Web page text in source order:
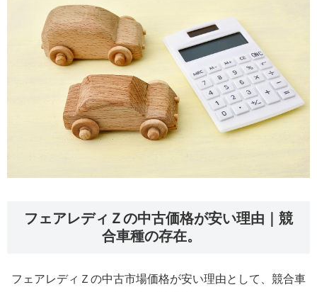
フェアレディＺの中古価格が安い理由｜競
合車種の存在。
フェアレディＺの中古市場価格が安い理由として、競合車